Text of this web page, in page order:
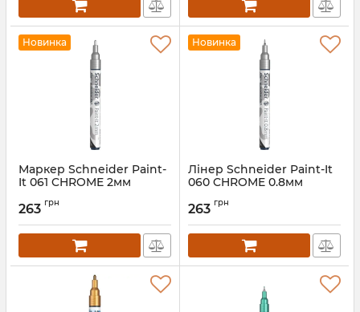
Новинка
Маркер Schneider Paint-
It 061 CHROME 2мм
263 грн
Новинка
Лінер Schneider Paint-It
060 CHROME 0.8мм
263 грн